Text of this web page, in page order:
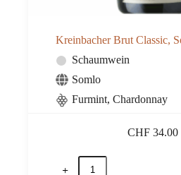
Kreinbacher Brut Classic,
Schaumwein
Somlo
Furmint, Chardonnay
CHF 34.00
Kreinbacher
Brut